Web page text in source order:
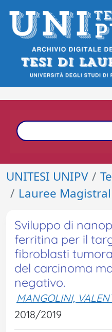
UNITESI UNIPV
Lauree
Sviluppo di
ferritina per il
fibroblasti
del carcinoma
negativo.
MANGOLINI,
2018/2019